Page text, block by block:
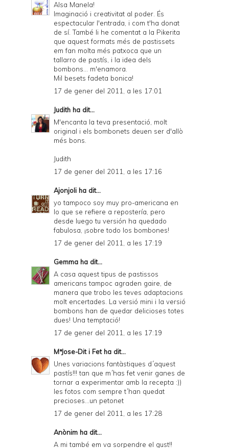
Alsa Manela!
Imaginació i creativitat al poder. És
espectacular l'entrada, i com t'ha donat
de sí. També li he comentat a la Pikerita
que aquest formats més de pastissets
em fan molta més patxoca que un
tallarro de pastís, i la idea dels
bombons... m'enamora.
Mil besets fadeta bonica!
17 de gener del 2011, a les 17:01
Judith ha dit...
M'encanta la teva presentació, molt
original i els bombonets deuen ser d'allò
més bons.
Judith
17 de gener del 2011, a les 17:16
Ajonjoli ha dit...
yo tampoco soy muy pro-americana en
lo que se refiere a repostería, pero
desde luego tu versión ha quedado
fabulosa, ¡sobre todo los bombones!
17 de gener del 2011, a les 17:19
Gemma ha dit...
A casa aquest tipus de pastissos
americans tampoc agraden gaire, de
manera que trobo les teves adaptacions
molt encertades. La versió mini i la versió
bombons han de quedar delicioses totes
dues! Una temptació!
17 de gener del 2011, a les 17:19
MªJose-Dit i Fetha dit...
Unes variacions fantàstiques d´aquest
pastís!!! tan que m´has fet venir ganes de
tornar a experimentar amb la recepta :))
les fotos com sempre t´han quedat
precioses...un petonet
17 de gener del 2011, a les 17:28
Anònim ha dit...
A mi també em va sorpendre el gust!!